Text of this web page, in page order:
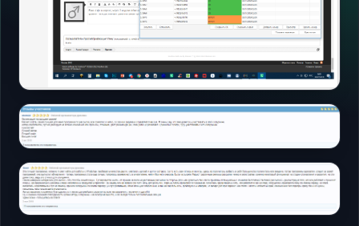
论坛 打开
论坛 打开